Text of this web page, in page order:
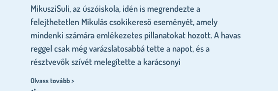
MikusziSuli, az úszóiskola, idén is megrendezte a
felejthetetlen Mikulás csokikereső eseményét, amely
mindenki számára emlékezetes pillanatokat hozott. A havas
reggel csak még varázslatosabbá tette a napot, és a
résztvevők szívét melegítette a karácsonyi
Olvass tovább >